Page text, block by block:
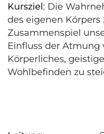
Kursziel: Die
des eigenen Körpers
Zusammenspiel
Einfluss der Atmung
Körperliches,
Wohlbefinden zu